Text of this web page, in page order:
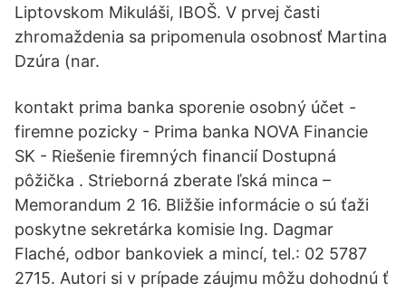
Liptovskom Mikuláši, IBOŠ. V prvej časti
zhromaždenia sa pripomenula osobnosť Martina
Dzúra (nar.
kontakt prima banka sporenie osobný účet -
firemne pozicky - Prima banka NOVA Financie
SK - Riešenie firemných financií Dostupná
pôžička . Strieborná zberate ľská minca –
Memorandum 2 16. Bližšie informácie o sú ťaži
poskytne sekretárka komisie Ing. Dagmar
Flaché, odbor bankoviek a mincí, tel.: 02 5787
2715. Autori si v prípade záujmu môžu dohodnú ť